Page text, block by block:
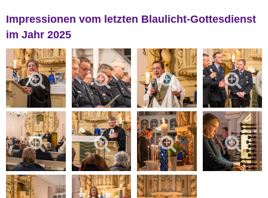
Impressionen vom letzten Blaulicht-Gottesdienst
im Jahr 2025